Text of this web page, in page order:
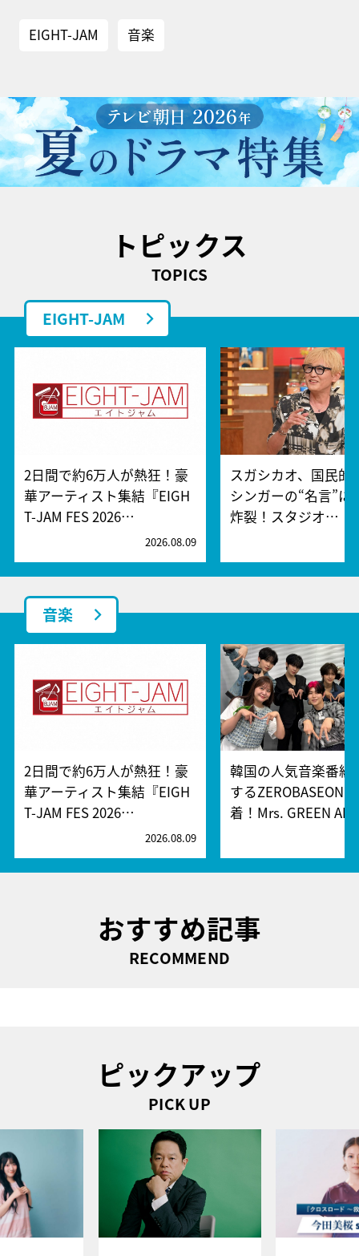
EIGHT-JAM 音楽
トピックス
TOPICS
EIGHT-JAM
2日間で約6万人が熱狂！豪
華アーティスト集結『EIGH
T-JAM FES 2026…
2026.08.09
スガシカオ、国民的
シンガーの“名言”に
炸裂！スタジオ…
音楽
2日間で約6万人が熱狂！豪
華アーティスト集結『EIGH
T-JAM FES 2026…
2026.08.09
韓国の人気音楽番組
するZEROBASEONE
着！Mrs. GREEN
おすすめ記事
RECOMMEND
ピックアップ
PICK UP